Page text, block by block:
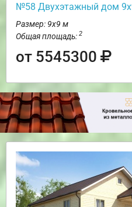
№58 Двухэтажный дом
Размер: 9х9 м
Общая площадь: 2
от 5545300